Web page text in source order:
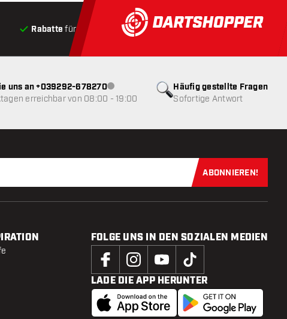
Rabatte für Kunden Produkte auf Lager, Versand
Häufig gestellte Fragen
Sofortige Antwort
uns an +039292-678270Kundenservice nicht verfügbar
erreichbar von 08:00 - 19:00
Jetzt für
ABONNIEREN!
FOLGE UNS IN DEN SOZIALEN MEDIEN
LADE DIE APP HERUNTER